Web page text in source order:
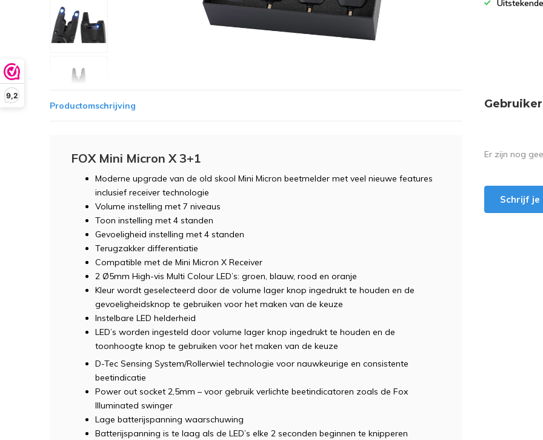
9,2
Productomschrijving
FOX Mini Micron X 3+1
Moderne upgrade van de old skool Mini Micron beetmelder met veel nieuwe features
inclusief receiver technologie
Volume instelling met 7 niveaus
Toon instelling met 4 standen
Gevoeligheid instelling met 4 standen
Terugzakker differentiatie
Compatible met de Mini Micron X Receiver
2 Ø5mm High-vis Multi Colour LED’s: groen, blauw, rood en oranje
Kleur wordt geselecteerd door de volume lager knop ingedrukt te houden en de
gevoeligheidsknop te gebruiken voor het maken van de keuze
Instelbare LED helderheid
LED’s worden ingesteld door volume lager knop ingedrukt te houden en de
toonhoogte knop te gebruiken voor het maken van de keuze
D-Tec Sensing System/Rollerwiel technologie voor nauwkeurige en consistente
beetindicatie
Power out socket 2,5mm – voor gebruik verlichte beetindicatoren zoals de Fox
Illuminated swinger
Lage batterijspanning waarschuwing
Batterijspanning is te laag als de LED’s elke 2 seconden beginnen te knipperen
Er zijn nog
Schrijf